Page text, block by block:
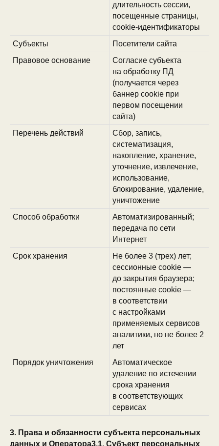
длительность сессии,
посещенные страницы,
cookie-идентификаторы
Субъекты
Посетители сайта
Правовое основание
Согласие субъекта
на обработку ПД
(получается через
баннер cookie при
первом посещении
сайта)
Перечень действий
Сбор, запись,
систематизация,
накопление, хранение,
уточнение, извлечение,
использование,
блокирование, удаление,
уничтожение
Способ обработки
Автоматизированный;
передача по сети
Интернет
Срок хранения
Не более 3 (трех) лет;
сессионные cookie —
до закрытия браузера;
постоянные cookie —
в соответствии
с настройками
применяемых сервисов
аналитики, но не более 2
лет
Порядок уничтожения
Автоматическое
удаление по истечении
срока хранения
в соответствующих
сервисах
3. Права и обязанности субъекта персональных
данных и Оператора3.1. Субъект персональных